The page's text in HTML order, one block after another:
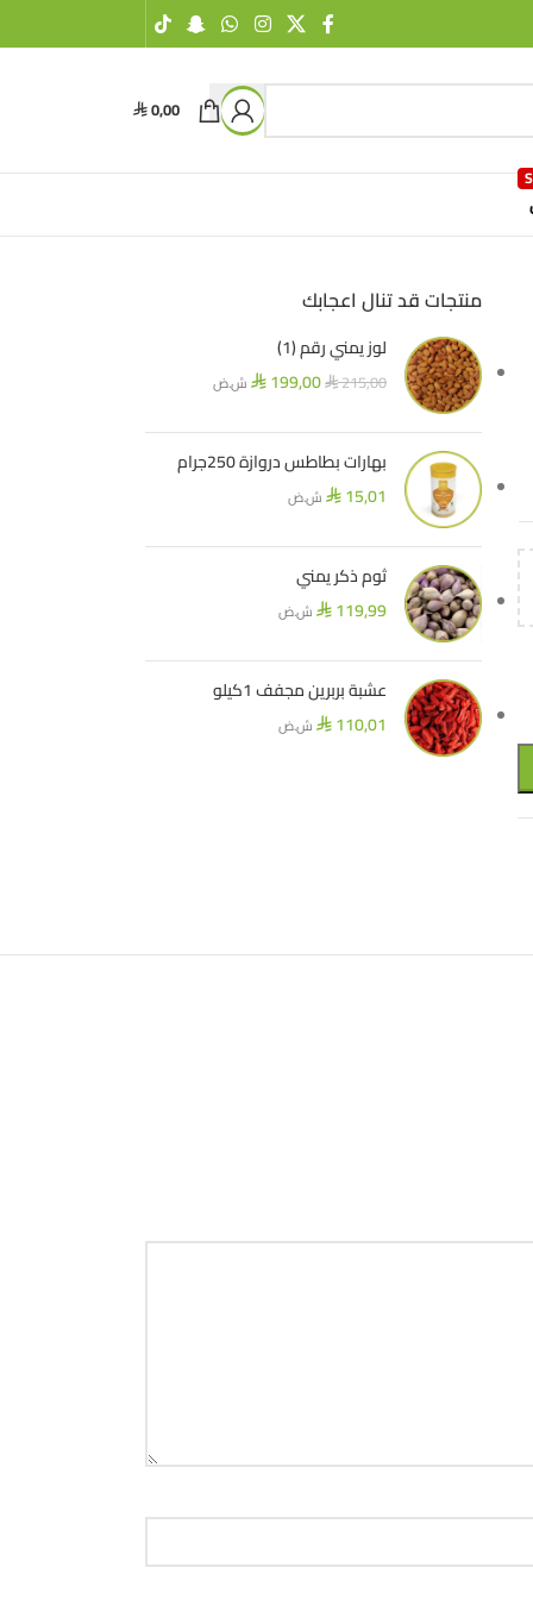
⃁ 0,00
منتجات قد تنال اعجابك
لوز يمني رقم (1)
⃁215,00
⃁ 199,00 ش.ض
بهارات بطاطس دروازة 250جرام
⃁ 15,01 ش.ض
ثوم ذكر يمني
⃁ 119,99 ش.ض
عشبة بربرين مجفف 1كيلو
⃁ 110,01 ش.ض